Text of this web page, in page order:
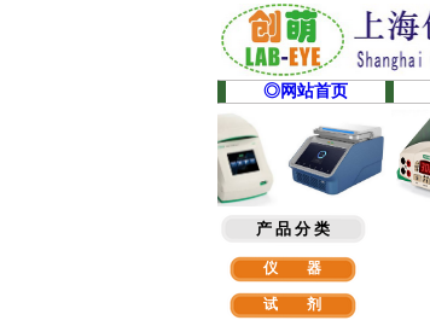
◎网站首页
产 品 分 类
仪 器
试 剂